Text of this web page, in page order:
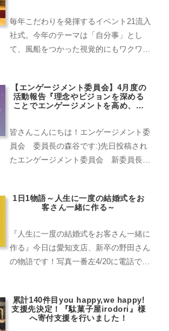
毎年こだわりを発揮するイベント21流入
社式。今年のテーマは「自分事」とし
て、風船をつかった視覚的にもワクワク
【エンゲージメント委員会】4月度の
活動報告『理念やビジョンを深める
ことでエンゲージメントを高め、自
ンゲージメント委員会はどんなの面
白いことをかんがえているの？個性
的なメンバーと一緒にご紹介しま
す！～
皆さんこんにちは！エンゲージメント委
員会 委員長の森谷です:)先日投稿され
たエンゲージメント委員会 新委員長イ
ント委員会の事知りたいな～って思った
1日1物語～人生に一度の結婚式をお
客さん一緒に作る～
『人生に一度の結婚式をお客さん一緒に
作る』今日は愛知支店、新卒の野田さん
の物語です！写真一番左4/20に電話でお
した。「結婚式の会場は酒蔵で行いま
す。内装の提案や必要な...
累計140件目you happy,we happy!
支援先決定！『駄菓子屋irodori』様
へ寄付支援を行いました！